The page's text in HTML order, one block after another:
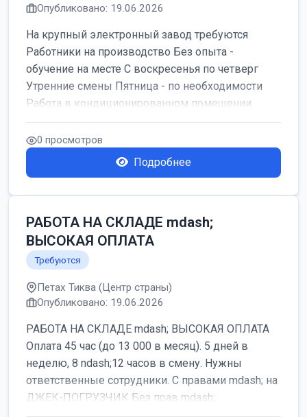
Опубликовано: 19.06.2026
На крупный электронный завод требуются
Работники на производство Без опыта -
обучение на месте С воскресенья по четверг
Утренние смены Пятница - по необходимости
Работа в кондиционированном помещении ...
0 просмотров
Подробнее
РАБОТА НА СКЛАДЕ mdash;
ВЫСОКАЯ ОПЛАТА
Требуются
Петах Тиква (Центр страны)
Опубликовано: 19.06.2026
РАБОТА НА СКЛАДЕ mdash; ВЫСОКАЯ ОПЛАТА
Оплата 45 час (до 13 000 в месяц). 5 дней в
неделю, 8 ndash;12 часов в смену. Нужны
ответственные сотрудники. С правами mdash; на
ДЖЕК-ПОГРУЗЧИК Без прав mdash; ...